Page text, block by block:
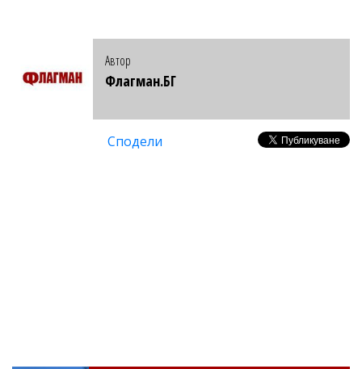
Автор
Флагман.БГ
Сподели